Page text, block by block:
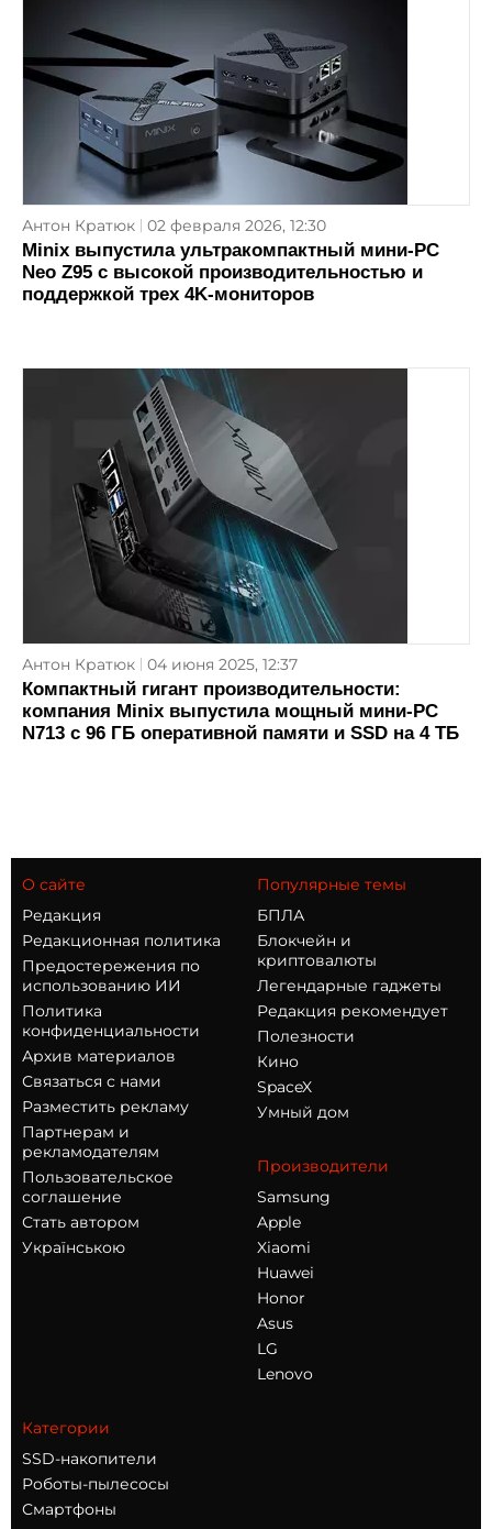
Антон Кратюк 02 февраля 2026, 12:30
Minix выпустила ультракомпактный мини-PC
Neo Z95 с высокой производительностью и
поддержкой трех 4K-мониторов
Антон Кратюк 04 июня 2025, 12:37
Компактный гигант производительности:
компания Minix выпустила мощный мини-PC
N713 с 96 ГБ оперативной памяти и SSD на 4 ТБ
О сайте
Редакция
Редакционная политика
Предостережения по
использованию ИИ
Политика
конфиденциальности
Архив материалов
Связаться с нами
Разместить рекламу
Партнерам и
рекламодателям
Пользовательское
соглашение
Стать автором
Українською
Популярные темы
БПЛА
Блокчейн и
криптовалюты
Легендарные гаджеты
Редакция рекомендует
Полезности
Кино
SpaceX
Умный дом
Производители
Samsung
Apple
Xiaomi
Huawei
Honor
Asus
LG
Lenovo
Категории
SSD-накопители
Роботы-пылесосы
Смартфоны